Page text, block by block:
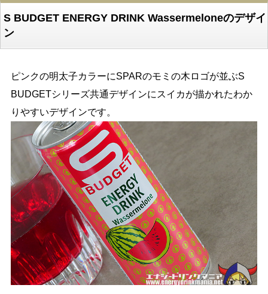
S BUDGET ENERGY DRINK Wassermeloneのデザイ
ン
ピンクの明太子カラーにSPARのモミの木ロゴが並ぶS
BUDGETシリーズ共通デザインにスイカが描かれたわか
りやすいデザインです。